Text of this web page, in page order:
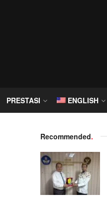
PRESTASI ENGLISH
Recommended.